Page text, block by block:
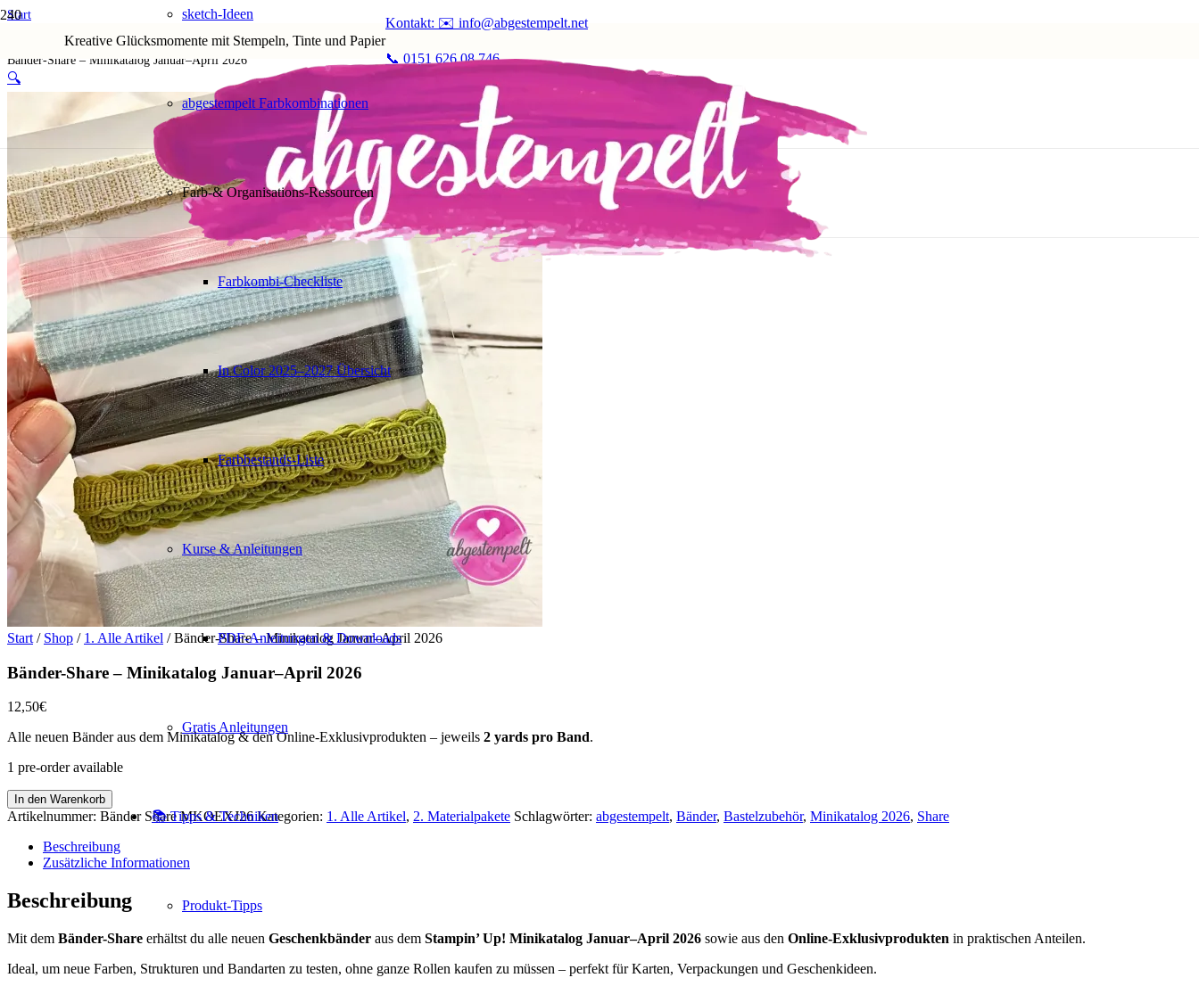
Kreative Glücksmomente mit Stempeln, Tinte und Papier
Kontakt: ✉️ info@abgestempelt.net
📞 0151 626 08 746
sketch-Ideen
abgestempelt Farbkombinationen
Farb-& Organisations-Ressourcen
Farbkombi-Checkliste
In Color 2025–2027 Übersicht
Farbbestands-Liste
Kurse & Anleitungen
PDF-Anleitungen & Downloads
Gratis Anleitungen
📚 Tipps & Techniken
Produkt-Tipps
Start
1. Alle Artikel
Bänder-Share – Minikatalog Januar–April 2026
🔍
Start / Shop / 1. Alle Artikel / Bänder-Share – Minikatalog Januar–April 2026
Bänder-Share – Minikatalog Januar–April 2026
12,50€
Alle neuen Bänder aus dem Minikatalog & den Online-Exklusivprodukten – jeweils 2 yards pro Band.
1 pre-order available
Bänder-
Share
Minikatalog
Januar–
2026
Menge
In den Warenkorb
Artikelnummer: Bänder Share MKOEXJ26 Kategorien: 1. Alle Artikel, 2. Materialpakete Schlagwörter: abgestempelt, Bänder, Bastelzubehör, Minikatalog 2026, Share
Beschreibung
Zusätzliche Informationen
Beschreibung
Mit dem Bänder-Share erhältst du alle neuen Geschenkbänder aus dem Stampin’ Up! Minikatalog Januar–April 2026 sowie aus den Online-Exklusivprodukten in praktischen Anteilen.
Ideal, um neue Farben, Strukturen und Bandarten zu testen, ohne ganze Rollen kaufen zu müssen – perfekt für Karten, Verpackungen und Geschenkideen.